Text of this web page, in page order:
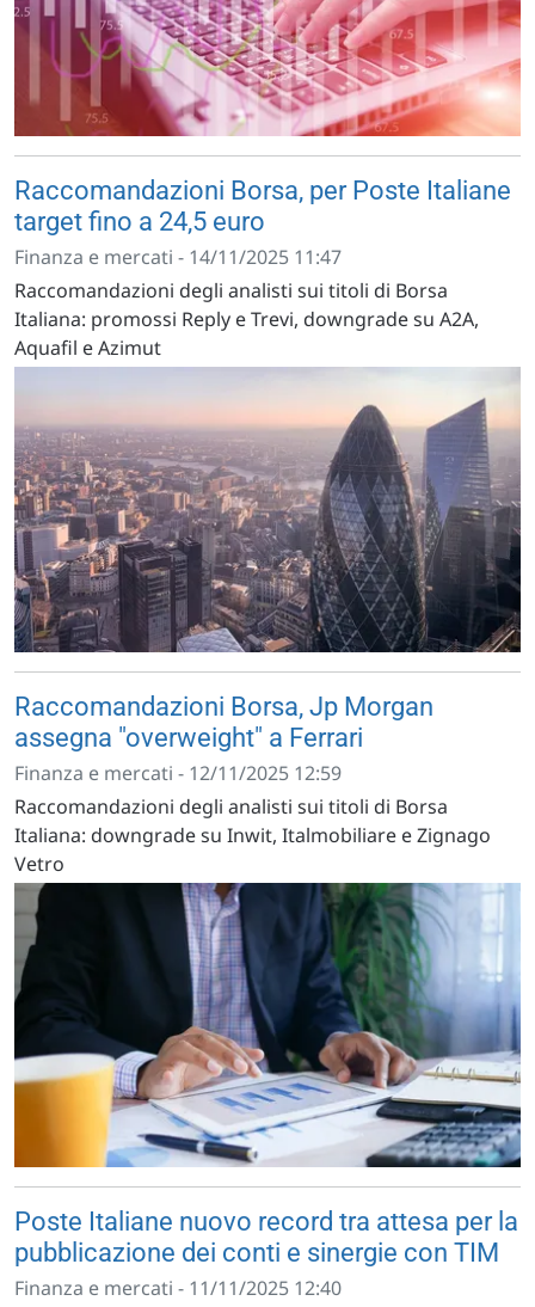
Raccomandazioni Borsa, per Poste Italiane
target fino a 24,5 euro
Finanza e mercati - 14/11/2025 11:47
Raccomandazioni degli analisti sui titoli di Borsa
Italiana: promossi Reply e Trevi, downgrade su A2A,
Aquafil e Azimut
Raccomandazioni Borsa, Jp Morgan
assegna "overweight" a Ferrari
Finanza e mercati - 12/11/2025 12:59
Raccomandazioni degli analisti sui titoli di Borsa
Italiana: downgrade su Inwit, Italmobiliare e Zignago
Vetro
Poste Italiane nuovo record tra attesa per la
pubblicazione dei conti e sinergie con TIM
Finanza e mercati - 11/11/2025 12:40